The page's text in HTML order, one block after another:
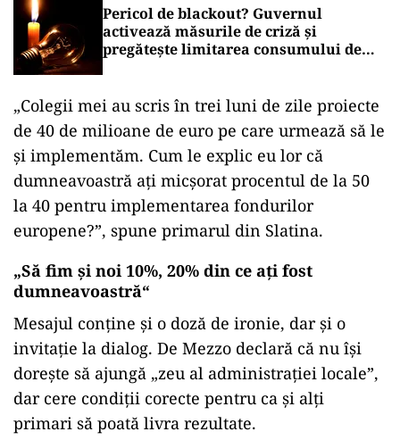
Pericol de blackout? Guvernul
activează măsurile de criză și
pregătește limitarea consumului de
„Colegii mei au scris în trei luni de zile proiecte
de 40 de milioane de euro pe care urmează să le
și implementăm. Cum le explic eu lor că
dumneavoastră ați micșorat procentul de la 50
la 40 pentru implementarea fondurilor
europene?”, spune primarul din Slatina.
„Să fim și noi 10%, 20% din ce ați fost
dumneavoastră“
Mesajul conține și o doză de ironie, dar și o
invitație la dialog. De Mezzo declară că nu își
dorește să ajungă „zeu al administrației locale”,
dar cere condiții corecte pentru ca și alți
primari să poată livra rezultate.